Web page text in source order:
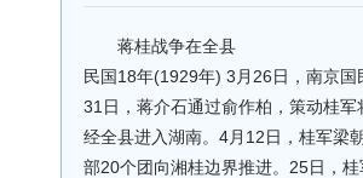
蒋桂战争在全县
民国18年(1929年) 3月26日，南京
31日，蒋介石通过俞作柏，策动桂
经全县进入湖南。4月12日，桂军梁
部20个团向湘桂边界推进。25日，桂